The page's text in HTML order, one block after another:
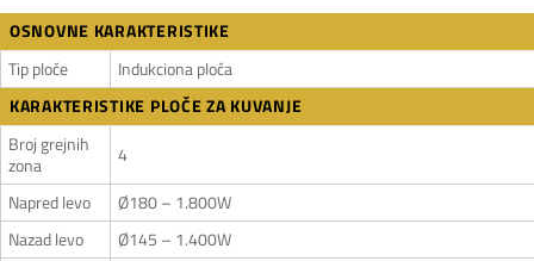
OSNOVNE KARAKTERISTIKE
Tip ploče
Indukciona ploča
KARAKTERISTIKE PLOČE ZA KUVANJE
Broj grejnih
zona
4
Napred levo
Ø180 – 1.800W
Nazad levo
Ø145 – 1.400W